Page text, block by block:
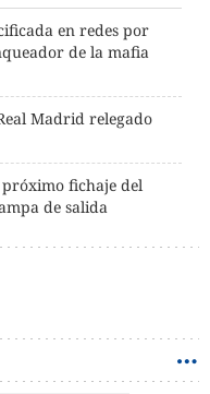
en redes por
de la mafia
Madrid relegado
fichaje del
de salida